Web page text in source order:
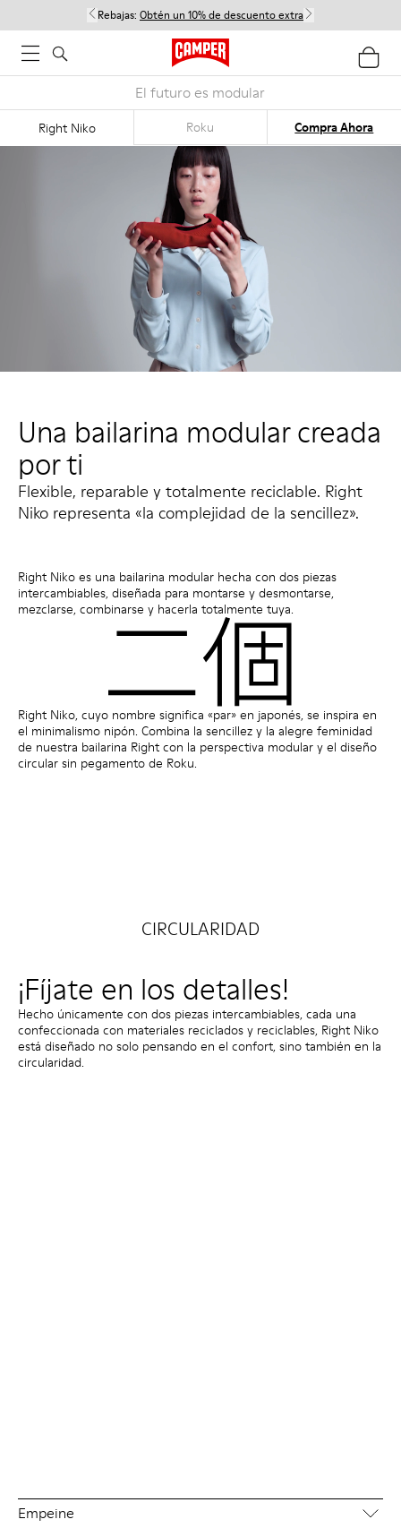
Rebajas: Obtén un 10% de descuento extra
El futuro es modular
Right Niko Roku Compra Ahora
Una bailarina modular creada
por ti
Flexible, reparable y totalmente reciclable. Right
Niko representa «la complejidad de la sencillez».
Right Niko es una bailarina modular hecha con dos piezas
intercambiables, diseñada para montarse y desmontarse,
mezclarse, combinarse y hacerla totalmente tuya.
Right Niko, cuyo nombre significa «par» en japonés, se inspira en
el minimalismo nipón. Combina la sencillez y la alegre feminidad
de nuestra bailarina Right con la perspectiva modular y el diseño
circular sin pegamento de Roku.
CIRCULARIDAD
¡Fíjate en los detalles!
Hecho únicamente con dos piezas intercambiables, cada una
confeccionada con materiales reciclados y reciclables, Right Niko
está diseñado no solo pensando en el confort, sino también en la
circularidad.
Empeine